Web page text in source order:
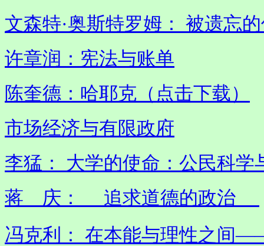
文森特·奥斯特罗姆： 被遗忘
许章润：宪法与账单
陈奎德：哈耶克（点击下载）
市场经济与有限政府
李猛： 大学的使命：公民科学
蒋 庆： 追求道德的政治
冯克利： 在本能与理性之间